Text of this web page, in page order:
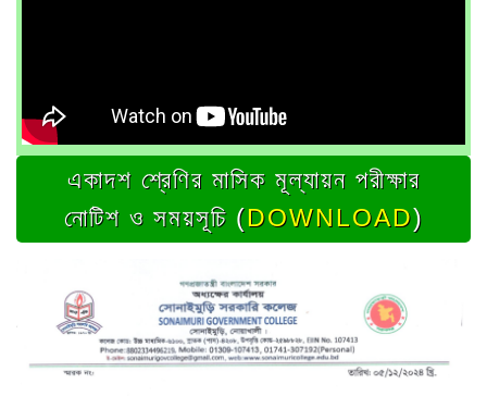
একাদশ শ্রেণির মাসিক মূল্যায়ন পরীক্ষার
নোটিশ ও সময়সূচি (DOWNLOAD)